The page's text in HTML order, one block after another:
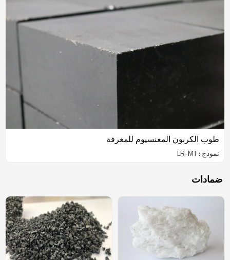
طوب الكربون المغنسيوم للمغرفة
نموذج : LR-MT
ضمادات